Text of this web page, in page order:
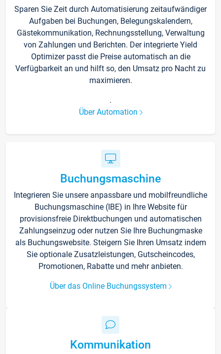
Sparen Sie Zeit durch Automatisierung zeitaufwändiger
Aufgaben bei Buchungen, Belegungskalendern,
Gästekommunikation, Rechnungsstellung, Verwaltung
von Zahlungen und Berichten. Der integrierte Yield
Optimizer passt die Preise automatisch an die
Verfügbarkeit an und hilft so, den Umsatz pro Nacht zu
maximieren.
.
Über Automation
Buchungsmaschine
Integrieren Sie unsere anpassbare und mobilfreundliche
Buchungsmaschine (IBE) in Ihre Website für
provisionsfreie Direktbuchungen und automatischen
Zahlungseinzug oder nutzen Sie Ihre Buchungmaske
als Buchungswebsite. Steigern Sie Ihren Umsatz indem
Sie optionale Zusatzleistungen, Gutscheincodes,
Promotionen, Rabatte und mehr anbieten.
Über das Online Buchungssystem
Kommunikation